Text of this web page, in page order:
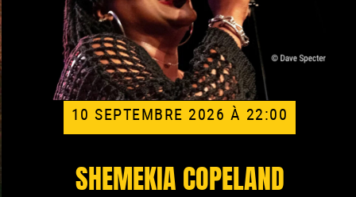
10 SEPTEMBRE 2026 À 22:00
SHEMEKIA COPELAND